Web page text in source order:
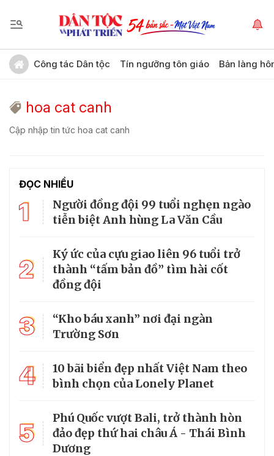
Công tác Dân tộc Tín ngưỡng tôn giáo Bản làng
hoa cat canh
Cập nhập tin tức hoa cat canh
ĐỌC NHIỀU
1
Người đồng đội 99 tuổi nghẹn ngào
tiễn biệt Anh hùng La Văn Cầu
2
Ký ức của cựu giao liên 96 tuổi trở
thành “tấm bản đồ” tìm hài cốt
đồng đội
3
“Kho báu xanh” nơi đại ngàn
Trường Sơn
4
10 bãi biển đẹp nhất Việt Nam theo
bình chọn của Lonely Planet
5
Phú Quốc vượt Bali, trở thành hòn
đảo đẹp thứ hai châu Á - Thái Bình
Dương